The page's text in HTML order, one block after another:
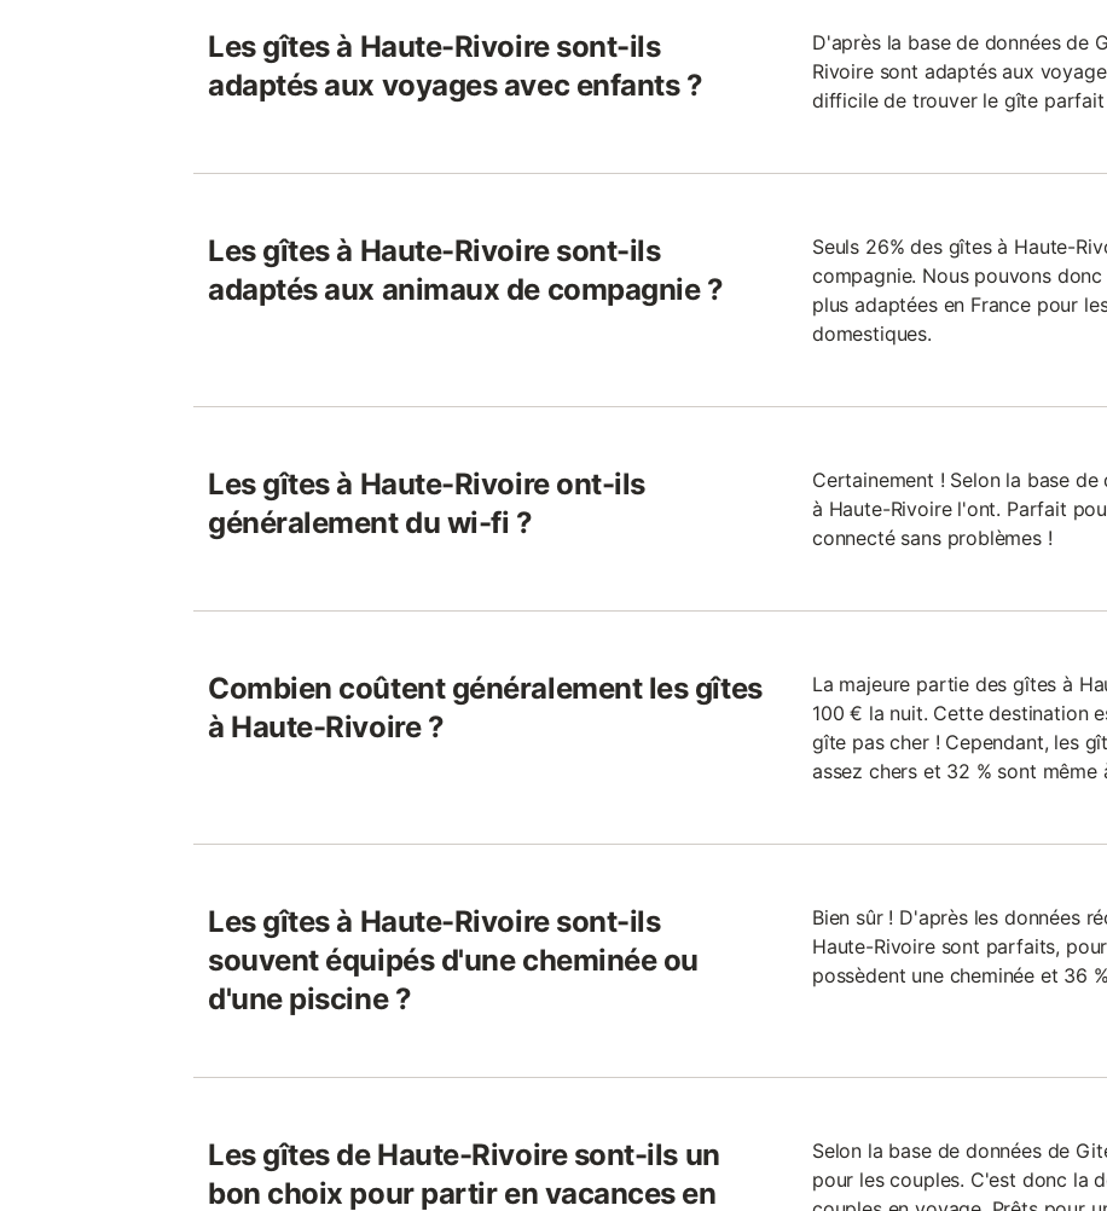
Les gîtes à Haute-Rivoire sont-ils
adaptés aux voyages avec enfants ?
D'après la base de données de
Rivoire sont adaptés aux
difficile de trouver le gîte
Les gîtes à Haute-Rivoire sont-ils
adaptés aux animaux de compagnie ?
Seuls 26% des gîtes à Haute-
compagnie. Nous pouvons
plus adaptées en France pour
domestiques.
Les gîtes à Haute-Rivoire ont-ils
généralement du wi-fi ?
Certainement ! Selon la base
à Haute-Rivoire l'ont. Parfait
connecté sans problèmes !
Combien coûtent généralement les gîtes
à Haute-Rivoire ?
La majeure partie des gîtes à
100 € la nuit. Cette destination
gîte pas cher ! Cependant, les
assez chers et 32 % sont
Les gîtes à Haute-Rivoire sont-ils
souvent équipés d'une cheminée ou
d'une piscine ?
Bien sûr ! D'après les données
Haute-Rivoire sont parfaits,
possèdent une cheminée et 36
Les gîtes de Haute-Rivoire sont-ils un
bon choix pour partir en vacances en
Selon la base de données de
pour les couples. C'est donc la